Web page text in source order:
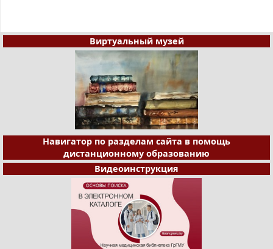
Виртуальный музей
Навигатор по разделам сайта в помощь
дистанционному образованию
Видеоинструкция